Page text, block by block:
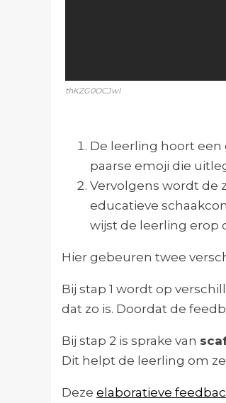
thKZG0OCJwI
De leerling hoort een
paarse emoji die
Vervolgens wordt de
educatieve
wijst de leerling erop
Hier gebeuren twee
Bij stap 1 wordt op
dat zo is. Doordat de
Bij stap 2 is sprake van
Dit helpt de leerling om
Deze elaboratieve